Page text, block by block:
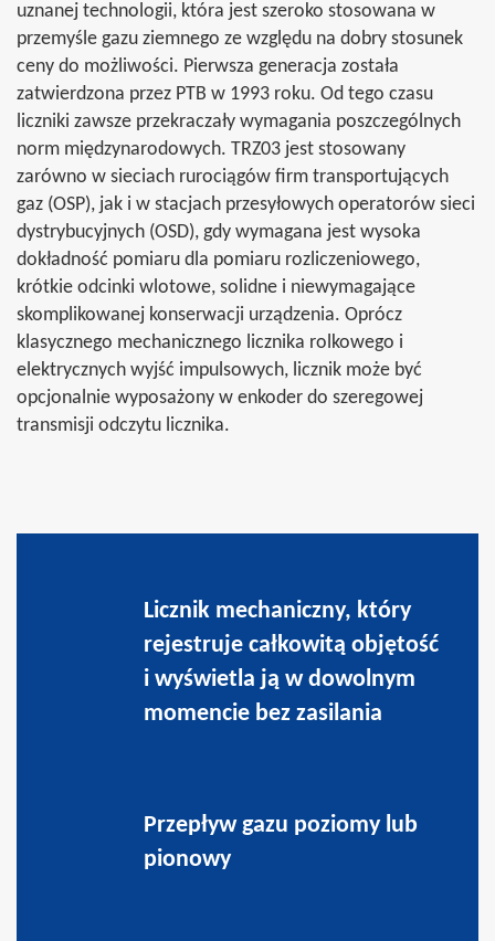
uznanej technologii, która jest szeroko stosowana w
przemyśle gazu ziemnego ze względu na dobry stosunek
ceny do możliwości. Pierwsza generacja została
zatwierdzona przez PTB w 1993 roku. Od tego czasu
liczniki zawsze przekraczały wymagania poszczególnych
norm międzynarodowych. TRZ03 jest stosowany
zarówno w sieciach rurociągów firm transportujących
gaz (OSP), jak i w stacjach przesyłowych operatorów sieci
dystrybucyjnych (OSD), gdy wymagana jest wysoka
dokładność pomiaru dla pomiaru rozliczeniowego,
krótkie odcinki wlotowe, solidne i niewymagające
skomplikowanej konserwacji urządzenia. Oprócz
klasycznego mechanicznego licznika rolkowego i
elektrycznych wyjść impulsowych, licznik może być
opcjonalnie wyposażony w enkoder do szeregowej
transmisji odczytu licznika.
Licznik mechaniczny, który
rejestruje całkowitą objętość
i wyświetla ją w dowolnym
momencie bez zasilania
Przepływ gazu poziomy lub
pionowy